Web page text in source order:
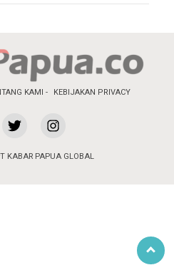
KAMI KEBIJAKAN PRIVACY
KABAR PAPUA GLOBAL